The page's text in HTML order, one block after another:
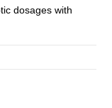
dosages with